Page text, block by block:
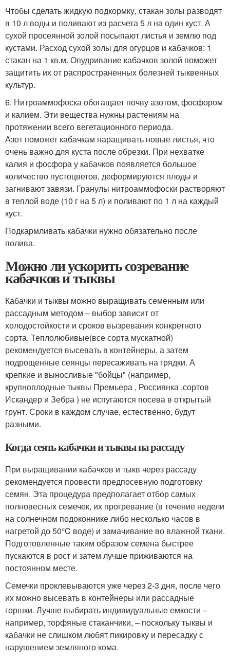
Чтобы сделать жидкую подкормку, стакан золы разводят
в 10 л воды и поливают из расчета 5 л на один куст. А
сухой просеянной золой посыпают листья и землю под
кустами. Расход сухой золы для огурцов и кабачков: 1
стакан на 1 кв.м. Опудривание кабачков золой поможет
защитить их от распространенных болезней тыквенных
культур.
6. Нитроаммофоска обогащает почву азотом, фосфором
и калием. Эти вещества нужны растениям на
протяжении всего вегетационного периода.
Азот поможет кабачкам наращивать новые листья, что
очень важно для куста после обрезки. При нехватке
калия и фосфора у кабачков появляется большое
количество пустоцветов, деформируются плоды и
загнивают завязи. Гранулы нитроаммофоски растворяют
в теплой воде (10 г на 5 л) и поливают по 1 л на каждый
куст.
Подкармливать кабачки нужно обязательно после
полива.
Можно ли ускорить созревание
кабачков и тыквы
Кабачки и тыквы можно выращивать семенным или
рассадным методом – выбор зависит от
холодостойкости и сроков вызревания конкретного
сорта. Теплолюбивые(все сорта мускатной)
рекомендуется высевать в контейнеры, а затем
подрощенные сеянцы пересаживать на грядки. А
крепкие и выносливые "бойцы" (например,
крупноплодные тыквы Премьера , Россиянка ,сортов
Искандер и Зебра ) не испугаются посева в открытый
грунт. Сроки в каждом случае, естественно, будут
разными.
Когда сеять кабачки и тыквы на рассаду
При выращивании кабачков и тыкв через рассаду
рекомендуется провести предпосевную подготовку
семян. Эта процедура предполагает отбор самых
полновесных семечек, их прогревание (в течение недели
на солнечном подоконнике либо несколько часов в
нагретой до 50°C воде) и замачивание во влажной ткани.
Подготовленные таким образом семена быстрее
пускаются в рост и затем лучше приживаются на
постоянном месте.
Семечки проклевываются уже через 2-3 дня, после чего
их можно высевать в контейнеры или рассадные
горшки. Лучше выбирать индивидуальные емкости –
например, торфяные стаканчики, – поскольку тыквы и
кабачки не слишком любят пикировку и пересадку с
нарушением земляного кома.